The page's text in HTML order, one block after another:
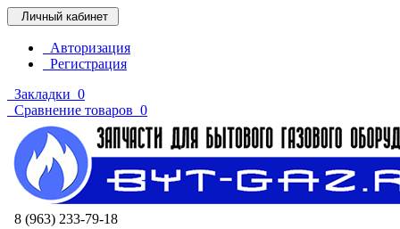
Личный кабинет
Авторизация
Регистрация
Закладки 0
Сравнение товаров 0
8 (963) 233-79-18